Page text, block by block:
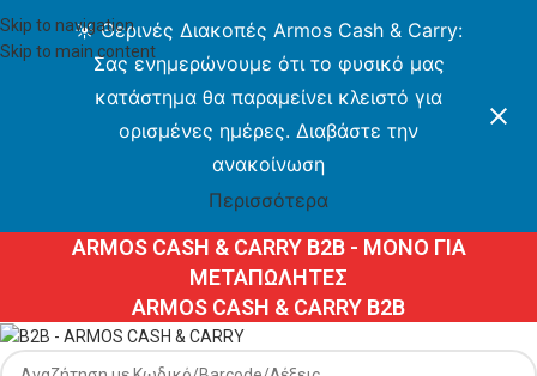
Skip to navigation
Skip to main content
☀️ Θερινές Διακοπές Armos Cash & Carry:
Σας ενημερώνουμε ότι το φυσικό μας
κατάστημα θα παραμείνει κλειστό για
ορισμένες ημέρες. Διαβάστε την
ανακοίνωση
Περισσότερα
ARMOS CASH & CARRY B2B - ΜΟΝΟ ΓΙΑ
ΜΕΤΑΠΩΛΗΤΕΣ
ARMOS CASH & CARRY B2B